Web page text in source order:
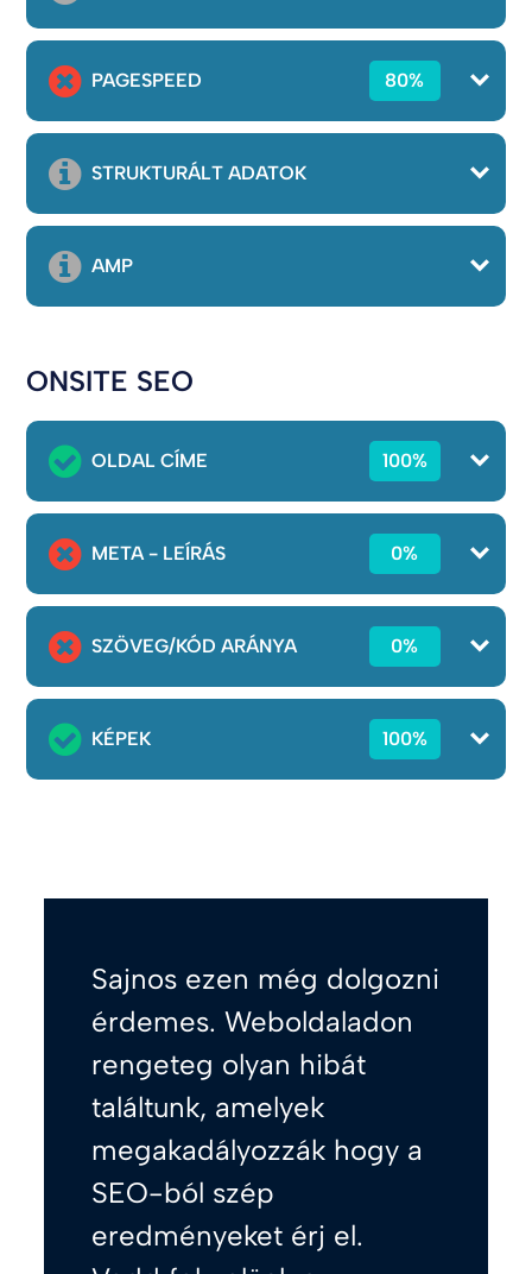
PAGESPEED 80%
STRUKTURÁLT ADATOK
AMP
ONSITE SEO
OLDAL CÍME 100%
META - LEÍRÁS 0%
SZÖVEG/KÓD ARÁNYA 0%
KÉPEK 100%
Sajnos ezen még dolgozni
érdemes. Weboldaladon
rengeteg olyan hibát
találtunk, amelyek
megakadályozzák hogy a
SEO-ból szép
eredményeket érj el.